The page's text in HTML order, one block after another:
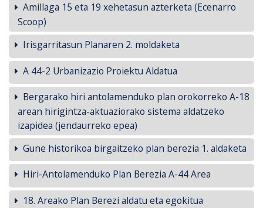
Amillaga 15 eta 19 xehetasun azterketa (Ecenarro
Scoop)
Irisgarritasun Planaren 2. moldaketa
A 44-2 Urbanizazio Proiektu Aldatua
Bergarako hiri antolamenduko plan orokorreko A-18
arean hirigintza-aktuaziorako sistema aldatzeko
izapidea (jendaurreko epea)
Gune historikoa birgaitzeko plan berezia 1. aldaketa
Hiri-Antolamenduko Plan Berezia A-44 Area
18. Areako Plan Berezi aldatu eta egokitua